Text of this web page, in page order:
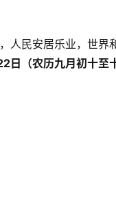
人民安居乐业，世界
日（农历九月初十至